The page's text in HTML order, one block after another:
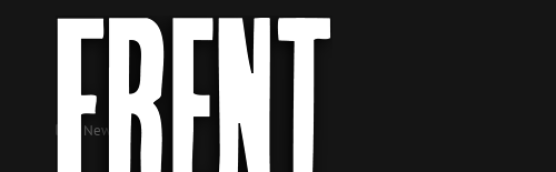
Categories
News